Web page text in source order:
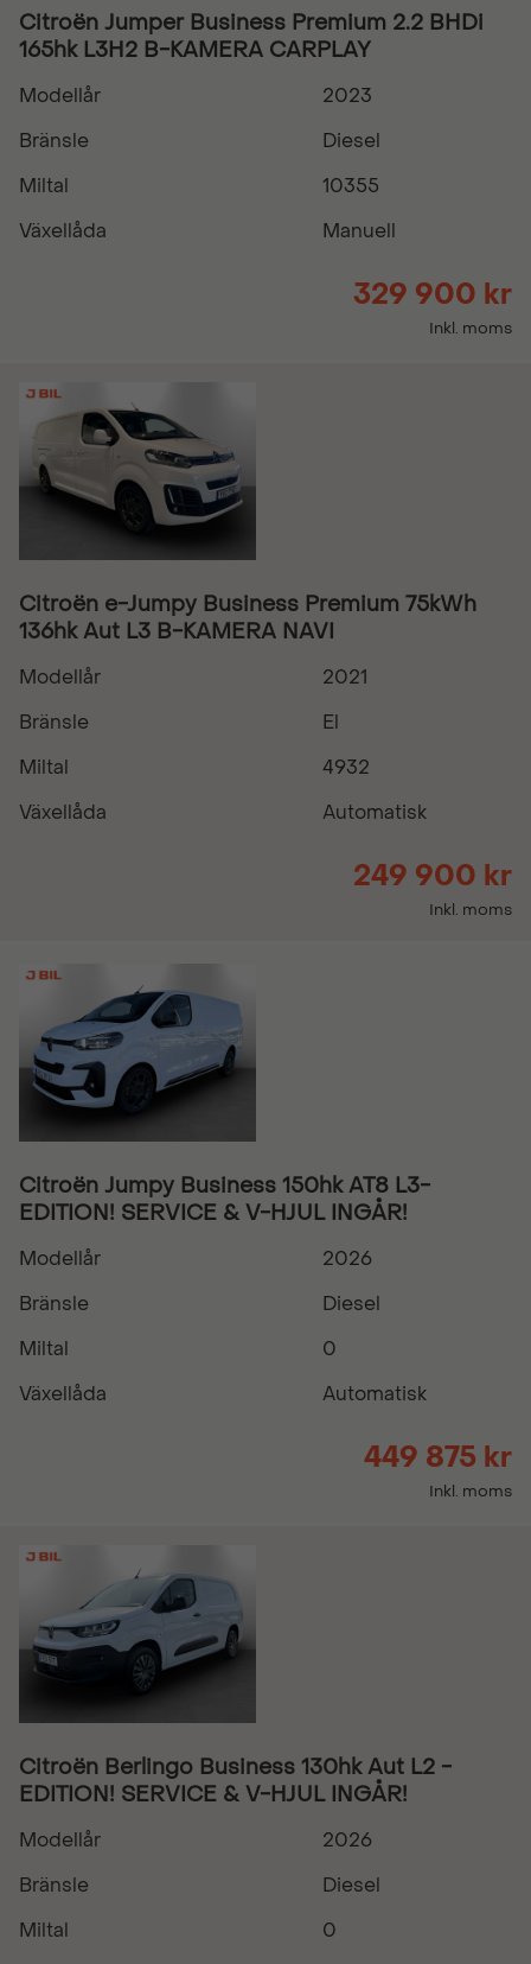
Citroën Jumper Business Premium 2.2 BHDi
165hk L3H2 B-KAMERA CARPLAY
Modellår
2023
Bränsle
Diesel
Miltal
10355
Växellåda
Manuell
329 900 kr
Inkl. moms
Citroën e-Jumpy Business Premium 75kWh
136hk Aut L3 B-KAMERA NAVI
Modellår
2021
Bränsle
El
Miltal
4932
Växellåda
Automatisk
249 900 kr
Inkl. moms
Citroën Jumpy Business 150hk AT8 L3-
EDITION! SERVICE & V-HJUL INGÅR!
Modellår
2026
Bränsle
Diesel
Miltal
0
Växellåda
Automatisk
449 875 kr
Inkl. moms
Citroën Berlingo Business 130hk Aut L2 -
EDITION! SERVICE & V-HJUL INGÅR!
Modellår
2026
Bränsle
Diesel
Miltal
0